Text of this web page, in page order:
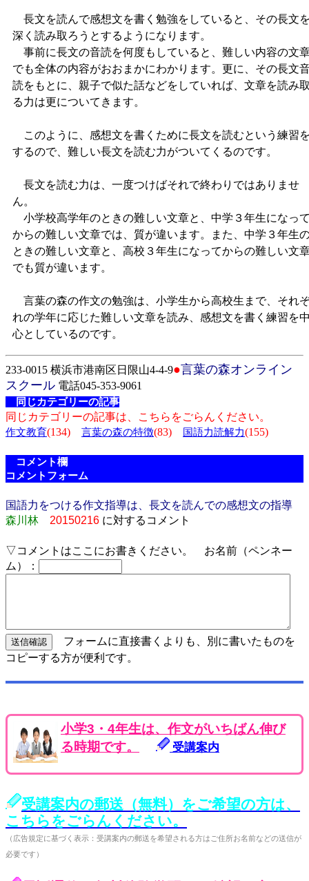
長文を読んで感想文を書く勉強をしていると、その長文
深く読み取ろうとするようになります。
事前に長文の音読を何度もしていると、難しい内容の文
でも全体の内容がおおまかにわかります。更に、その長文
読をもとに、親子で似た話などをしていれば、文章を読み
る力は更についてきます。
このように、感想文を書くために長文を読むという練習
するので、難しい長文を読む力がついてくるのです。
長文を読む力は、一度つけばそれで終わりではありませ
ん。
小学校高学年のときの難しい文章と、中学３年生になっ
からの難しい文章では、質が違います。また、中学３年生
ときの難しい文章と、高校３年生になってからの難しい文
でも質が違います。
言葉の森の作文の勉強は、小学生から高校生まで、それ
れの学年に応じた難しい文章を読み、感想文を書く練習を
心としているのです。
233-0015 横浜市港南区日限山4-4-9●言葉の森オンライン
スクール 電話045-353-9061
同じカテゴリーの記事
同じカテゴリーの記事は、こちらをごらんください。
作文教育(134) 言葉の森の特徴(83) 国語力読解力(155)
コメント欄
コメントフォーム
国語力をつける作文指導は、長文を読んでの感想文の指導
森川林
20150216 に対するコメント
▽コメントはここにお書きください。 お名前（ペンネー
ム）：
フォームに直接書くよりも、別に書いたものを
コピーする方が便利です。
小学3・4年生は、作文がいちばん伸び
る時期です。
受講案内
受講案内の郵送（無料）をご希望の方は、
こちらをごらんください。
（広告規定に基づく表示：受講案内の郵送を希望される方はご住所お名前などの送信が
必要です）